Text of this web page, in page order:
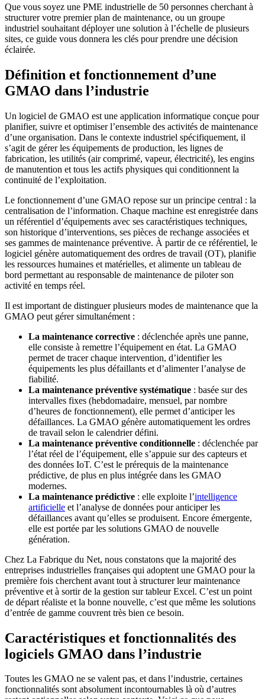
Que vous soyez une PME industrielle de 50 personnes cherchant à
structurer votre premier plan de maintenance, ou un groupe
industriel souhaitant déployer une solution à l’échelle de plusieurs
sites, ce guide vous donnera les clés pour prendre une décision
éclairée.
Définition et fonctionnement d’une
GMAO dans l’industrie
Un logiciel de GMAO est une application informatique conçue pour
planifier, suivre et optimiser l’ensemble des activités de maintenance
d’une organisation. Dans le contexte industriel spécifiquement, il
s’agit de gérer les équipements de production, les lignes de
fabrication, les utilités (air comprimé, vapeur, électricité), les engins
de manutention et tous les actifs physiques qui conditionnent la
continuité de l’exploitation.
Le fonctionnement d’une GMAO repose sur un principe central : la
centralisation de l’information. Chaque machine est enregistrée dans
un référentiel d’équipements avec ses caractéristiques techniques,
son historique d’interventions, ses pièces de rechange associées et
ses gammes de maintenance préventive. À partir de ce référentiel, le
logiciel génère automatiquement des ordres de travail (OT), planifie
les ressources humaines et matérielles, et alimente un tableau de
bord permettant au responsable de maintenance de piloter son
activité en temps réel.
Il est important de distinguer plusieurs modes de maintenance que la
GMAO peut gérer simultanément :
La maintenance corrective : déclenchée après une panne,
elle consiste à remettre l’équipement en état. La GMAO
permet de tracer chaque intervention, d’identifier les
équipements les plus défaillants et d’alimenter l’analyse de
fiabilité.
La maintenance préventive systématique : basée sur des
intervalles fixes (hebdomadaire, mensuel, par nombre
d’heures de fonctionnement), elle permet d’anticiper les
défaillances. La GMAO génère automatiquement les ordres
de travail selon le calendrier défini.
La maintenance préventive conditionnelle : déclenchée par
l’état réel de l’équipement, elle s’appuie sur des capteurs et
des données IoT. C’est le prérequis de la maintenance
prédictive, de plus en plus intégrée dans les GMAO
modernes.
La maintenance prédictive : elle exploite l’intelligence
artificielle et l’analyse de données pour anticiper les
défaillances avant qu’elles se produisent. Encore émergente,
elle est portée par les solutions GMAO de nouvelle
génération.
Chez La Fabrique du Net, nous constatons que la majorité des
entreprises industrielles françaises qui adoptent une GMAO pour la
première fois cherchent avant tout à structurer leur maintenance
préventive et à sortir de la gestion sur tableur Excel. C’est un point
de départ réaliste et la bonne nouvelle, c’est que même les solutions
d’entrée de gamme couvrent très bien ce besoin.
Caractéristiques et fonctionnalités des
logiciels GMAO dans l’industrie
Toutes les GMAO ne se valent pas, et dans l’industrie, certaines
fonctionnalités sont absolument incontournables là où d’autres